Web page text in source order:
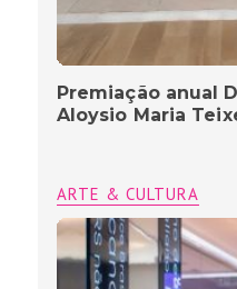
Premiação anual
Aloysio Maria
ARTE & CULTURA